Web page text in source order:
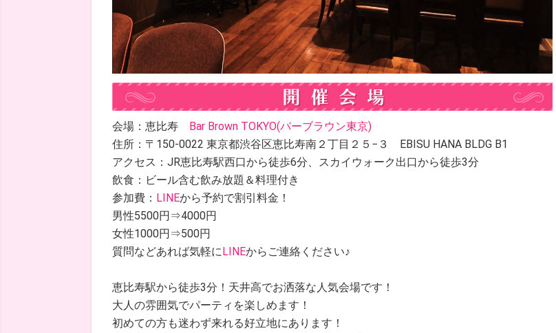
会場：恵比寿 Bar Brown TOKYO(バーブラウン東京)
住所：〒150-0022 東京都渋谷区恵比寿南２丁目２５−３ EBISU HANA BLDG B1
アクセス：JR恵比寿駅西口から徒歩6分、スカイウォーク出口から徒歩3分
飲食：ビール含む飲み放題＆料理付き
参加費： LINEから予約で割引料金！
男性5500円⇒4000円
女性1000円⇒500円
質問などあれば気軽にLINEからご連絡ください♪
恵比寿駅から徒歩3分！天井高でお洒落な人気会場です！
大人の雰囲気でパーティを楽しめます！
初めての方も迷わず来れる好立地にあります！